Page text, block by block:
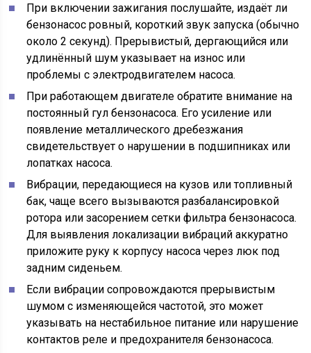
При включении зажигания послушайте, издаёт ли
бензонасос ровный, короткий звук запуска (обычно
около 2 секунд). Прерывистый, дергающийся или
удлинённый шум указывает на износ или
проблемы с электродвигателем насоса.
При работающем двигателе обратите внимание на
постоянный гул бензонасоса. Его усиление или
появление металлического дребезжания
свидетельствует о нарушении в подшипниках или
лопатках насоса.
Вибрации, передающиеся на кузов или топливный
бак, чаще всего вызываются разбалансировкой
ротора или засорением сетки фильтра бензонасоса.
Для выявления локализации вибраций аккуратно
приложите руку к корпусу насоса через люк под
задним сиденьем.
Если вибрации сопровождаются прерывистым
шумом с изменяющейся частотой, это может
указывать на нестабильное питание или нарушение
контактов реле и предохранителя бензонасоса.